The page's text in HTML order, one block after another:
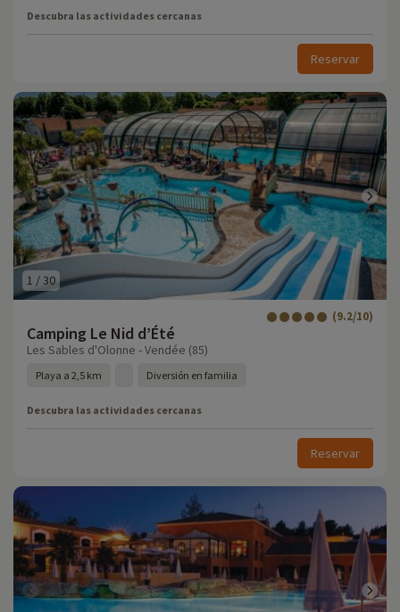
Descubra las actividades cercanas
Reservar
1 /30
Camping Le Nid d’Été
(9.2/10)
Les Sables d'Olonne - Vendée (85)
Playa a 2,5 km Diversión en familia
Descubra las actividades cercanas
Reservar